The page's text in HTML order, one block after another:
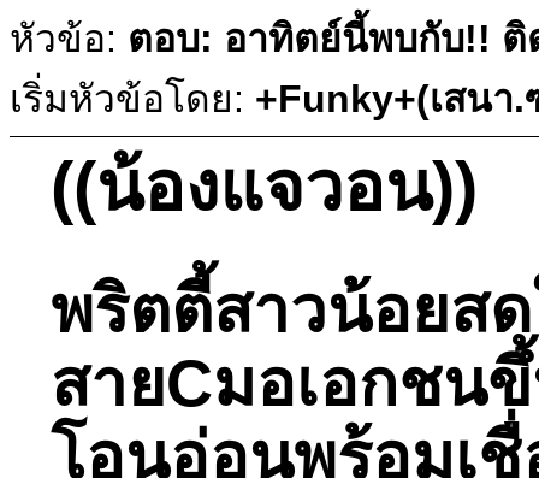
หัวข้อ: ตอบ: อาทิตย์นี้พบกับ!! ติ
เริ่มหัวข้อโดย: +Funky+(เสนา
((น้องแจวอน))
พริตตี้สาวน้อยสด
สายCมอเอกชน
โอนอ่อนพร้อมเ